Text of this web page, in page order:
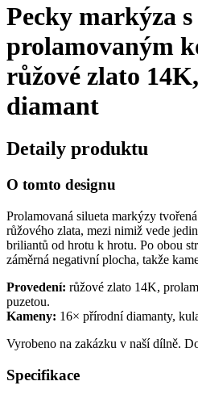
Pecky markýza s
prolamovaným
růžové zlato
diamant
Detaily produktu
O tomto designu
Prolamovaná silueta markýzy
růžového zlata, mezi nimiž vede
briliantů od hrotu k hrotu. Po obou
záměrná negativní plocha, takže
Provedení: růžové zlato 14K,
puzetou.
Kameny: 16× přírodní diamanty,
Vyrobeno na zakázku v naší dílně.
Specifikace